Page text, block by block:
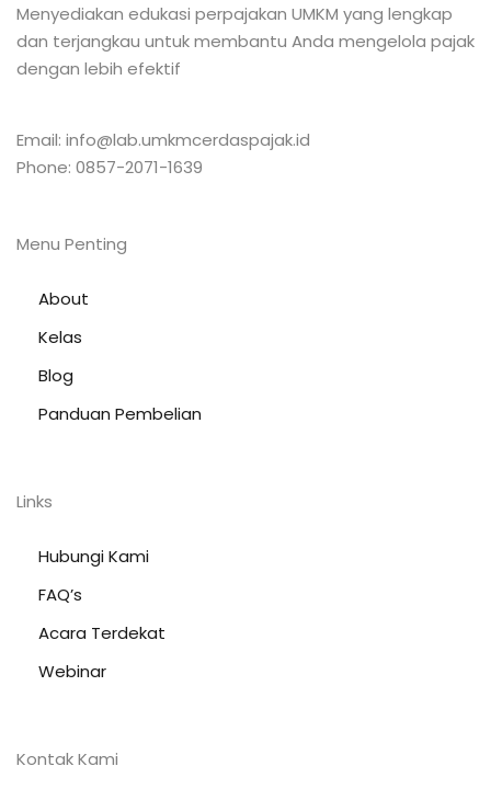
Menyediakan edukasi perpajakan UMKM yang lengkap
dan terjangkau untuk membantu Anda mengelola pajak
dengan lebih efektif
Email: info@lab.umkmcerdaspajak.id
Phone: 0857-2071-1639
Menu Penting
About
Kelas
Blog
Panduan Pembelian
Links
Hubungi Kami
FAQ’s
Acara Terdekat
Webinar
Kontak Kami